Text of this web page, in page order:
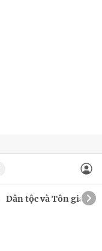
Dân tộc và Tôn giáo